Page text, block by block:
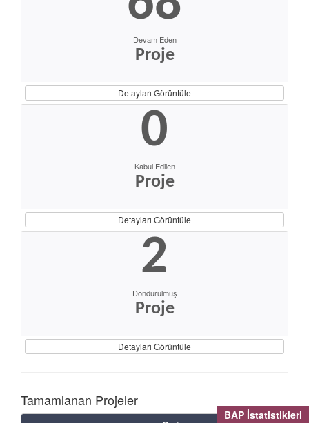
BAP İstatistikleri
Devam Eden
Proje
Detayları Görüntüle
0
Kabul Edilen
Proje
Detayları Görüntüle
2
Dondurulmuş
Proje
Detayları Görüntüle
Tamamlanan Projeler